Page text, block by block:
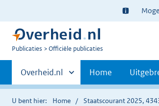
Ter
informatie:
U
Publicaties Officiële publicaties
Primaire
navigatie
Andere
sites
binnen
Overheid.nl Home
U bent hier: Home Staatscourant 2025,